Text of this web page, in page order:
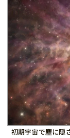
初期宇宙で塵に隠